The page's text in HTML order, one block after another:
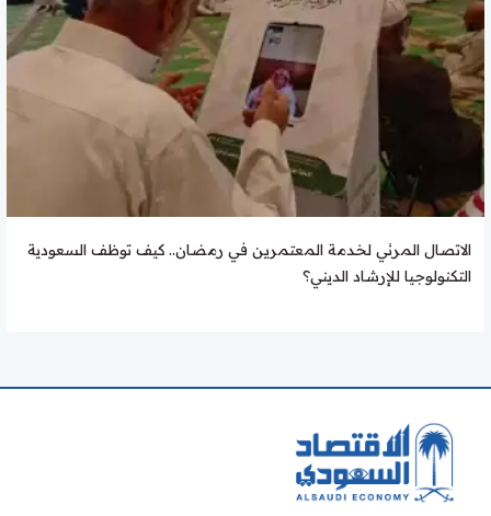
الاتصال المرئي لخدمة المعتمرين في رمضان.. كيف توظف السعودية
التكنولوجيا للإرشاد الديني؟